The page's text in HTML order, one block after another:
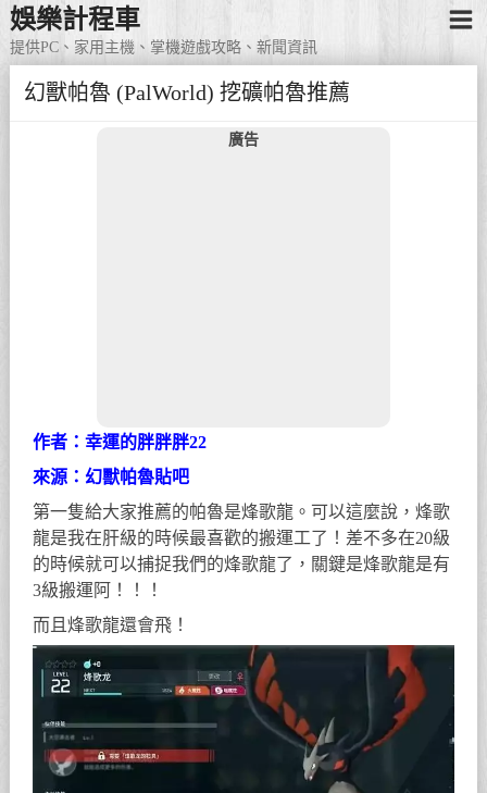
娛樂計程車
提供PC、家用主機、掌機遊戲攻略、新聞資訊
幻獸帕魯 (PalWorld) 挖礦帕魯推薦
廣告
作者：幸運的胖胖胖22
來源：幻獸帕魯貼吧
第一隻給大家推薦的帕魯是烽歌龍。可以這麼說，烽歌
龍是我在肝級的時候最喜歡的搬運工了！差不多在20級
的時候就可以捕捉我們的烽歌龍了，關鍵是烽歌龍是有
3級搬運阿！！！
而且烽歌龍還會飛！